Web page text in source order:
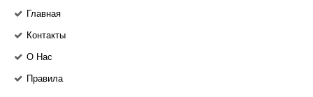
Главная
Контакты
О Нас
Правила